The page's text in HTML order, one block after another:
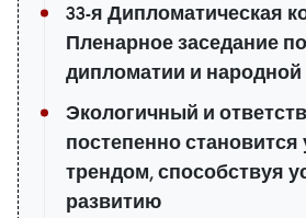
33-я Дипломатическая
Пленарное заседание
дипломатии и
Экологичный и
постепенно
трендом, способствуя
развитию